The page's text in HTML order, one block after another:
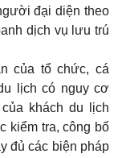
đại diện theo
dịch vụ lưu trú
của tổ chức, cá
lịch có nguy cơ
khách du lịch
kiểm tra, công bố
đủ các biện pháp